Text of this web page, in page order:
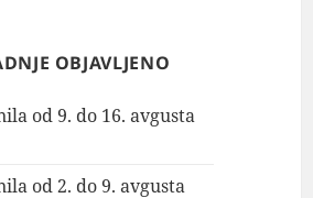
OBJAVLJENO
od 9. do 16. avgusta
od 2. do 9. avgusta